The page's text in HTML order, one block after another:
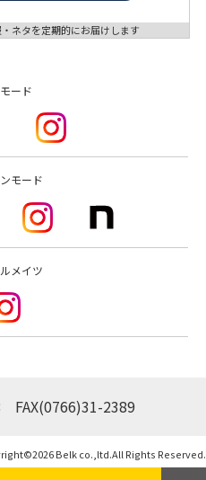
ネタを定期的にお届けします
ード
モード
メイツ
FAX(0766)31-2389
2026 Belk co.,ltd.All Rights Reserved.